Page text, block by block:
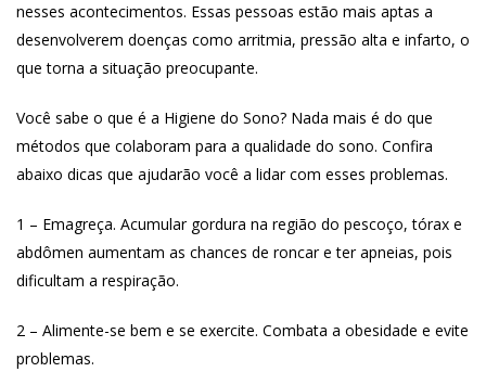
nesses acontecimentos. Essas pessoas estão mais aptas a
desenvolverem doenças como arritmia, pressão alta e infarto, o
que torna a situação preocupante.
Você sabe o que é a Higiene do Sono? Nada mais é do que
métodos que colaboram para a qualidade do sono. Confira
abaixo dicas que ajudarão você a lidar com esses problemas.
1 – Emagreça. Acumular gordura na região do pescoço, tórax e
abdômen aumentam as chances de roncar e ter apneias, pois
dificultam a respiração.
2 – Alimente-se bem e se exercite. Combata a obesidade e evite
problemas.